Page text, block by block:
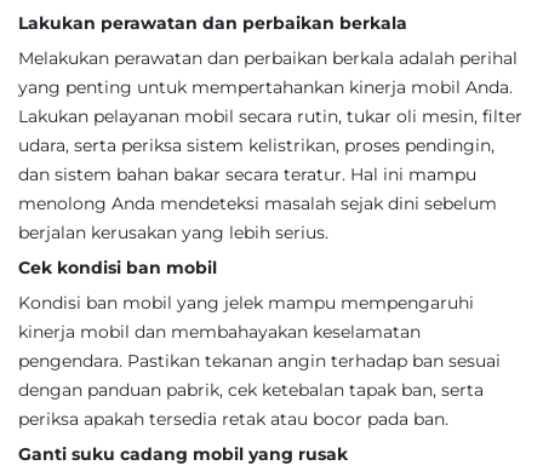
Lakukan perawatan dan perbaikan berkala
Melakukan perawatan dan perbaikan berkala adalah perihal
yang penting untuk mempertahankan kinerja mobil Anda.
Lakukan pelayanan mobil secara rutin, tukar oli mesin, filter
udara, serta periksa sistem kelistrikan, proses pendingin,
dan sistem bahan bakar secara teratur. Hal ini mampu
menolong Anda mendeteksi masalah sejak dini sebelum
berjalan kerusakan yang lebih serius.
Cek kondisi ban mobil
Kondisi ban mobil yang jelek mampu mempengaruhi
kinerja mobil dan membahayakan keselamatan
pengendara. Pastikan tekanan angin terhadap ban sesuai
dengan panduan pabrik, cek ketebalan tapak ban, serta
periksa apakah tersedia retak atau bocor pada ban.
Ganti suku cadang mobil yang rusak